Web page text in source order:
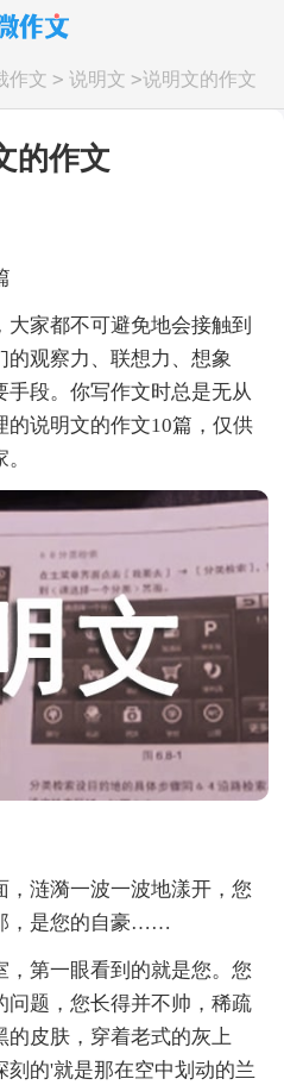
作文 > 说明文 >说明文的作文
的作文
家都不可避免地会接触到
观察力、联想力、想象
段。你写作文时总是无从
说明文的作文10篇，仅供
涟漪一波一波地漾开，您
，是您的自豪……
第一眼看到的就是您。您
问题，您长得并不帅，稀疏
皮肤，穿着老式的灰上
的'就是那在空中划动的兰